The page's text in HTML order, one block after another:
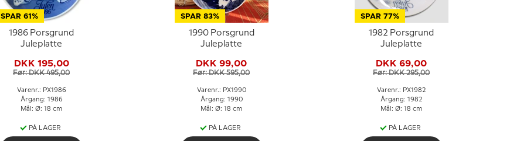
SPAR 61%
1986 Porsgrund
Juleplatte
DKK 195,00
Før: DKK 495,00
Varenr.: PX1986
Årgang: 1986
Mål: Ø: 18 cm
PÅ LAGER
SPAR 83%
1990 Porsgrund
Juleplatte
DKK 99,00
Før: DKK 595,00
Varenr.: PX1990
Årgang: 1990
Mål: Ø: 18 cm
PÅ LAGER
SPAR 77%
1982 Porsgrund
Juleplatte
DKK 69,00
Før: DKK 295,00
Varenr.: PX1982
Årgang: 1982
Mål: Ø: 18 cm
PÅ LAGER